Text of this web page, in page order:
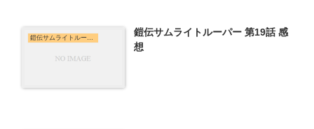
鎧伝サムライトルーパー
鎧伝サムライトルーパー 第19話 感
想